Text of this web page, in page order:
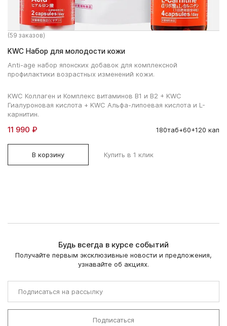
(59 заказов)
KWC Набор для молодости кожи
Anti-age набор японских добавок для комплексной
профилактики возрастных изменений кожи.
KWC Коллаген и Комплекс витаминов В1 и В2 + KWC
Гиалуроновая кислота + KWC Альфа-липоевая кислота и L-
карнитин.
11 990 ₽ 180таб+60+120 кап
В корзину Купить в 1 клик
Будь всегда в курсе событий
Получайте первым эксклюзивные новости и предложения,
узнавайте об акциях.
Подписаться